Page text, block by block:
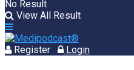
No Result
View All Result
Register Login